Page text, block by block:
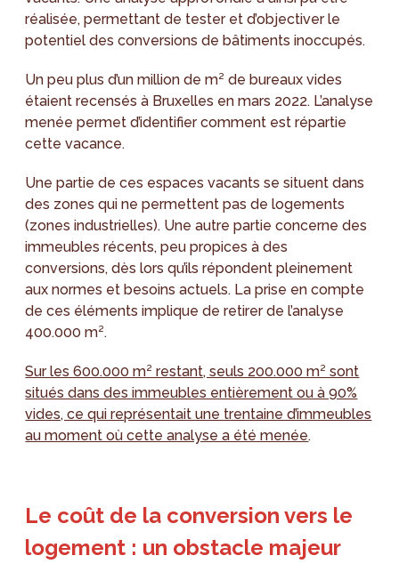
réalisée, permettant de tester et d’objectiver le
potentiel des conversions de bâtiments inoccupés.
Un peu plus d’un million de m² de bureaux vides
étaient recensés à Bruxelles en mars 2022. L’analyse
menée permet d’identifier comment est répartie
cette vacance.
Une partie de ces espaces vacants se situent dans
des zones qui ne permettent pas de logements
(zones industrielles). Une autre partie concerne des
immeubles récents, peu propices à des
conversions, dès lors qu’ils répondent pleinement
aux normes et besoins actuels. La prise en compte
de ces éléments implique de retirer de l’analyse
400.000 m².
Sur les 600.000 m² restant, seuls 200.000 m² sont
situés dans des immeubles entièrement ou à 90%
vides, ce qui représentait une trentaine d’immeubles
au moment où cette analyse a été menée.
Le coût de la conversion vers le
logement : un obstacle majeur